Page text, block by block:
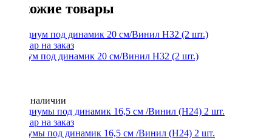
Похожие товары
Подиум под динамик 20 см/Винил H32 (2 шт.)
Нет в наличии
Подиумы под динамик 16,5 см /Винил (Н24) 2 шт.